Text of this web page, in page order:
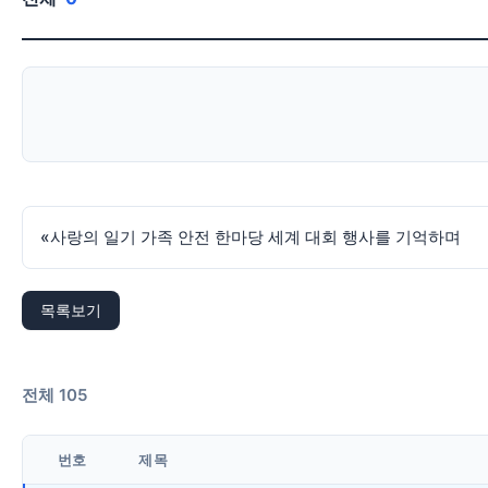
«사랑의 일기 가족 안전 한마당 세계 대회 행사를 기억하며
목록보기
전체 105
번호 제목